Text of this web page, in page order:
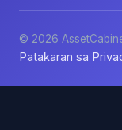
© 2026
Patakaran sa